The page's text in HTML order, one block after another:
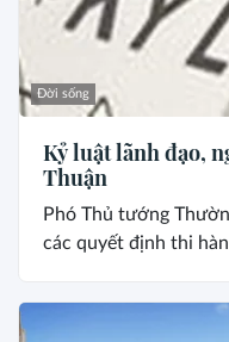
Đời sống
Kỷ luật lãnh đạo,
Thuận
Phó Thủ tướng
các quyết định thi